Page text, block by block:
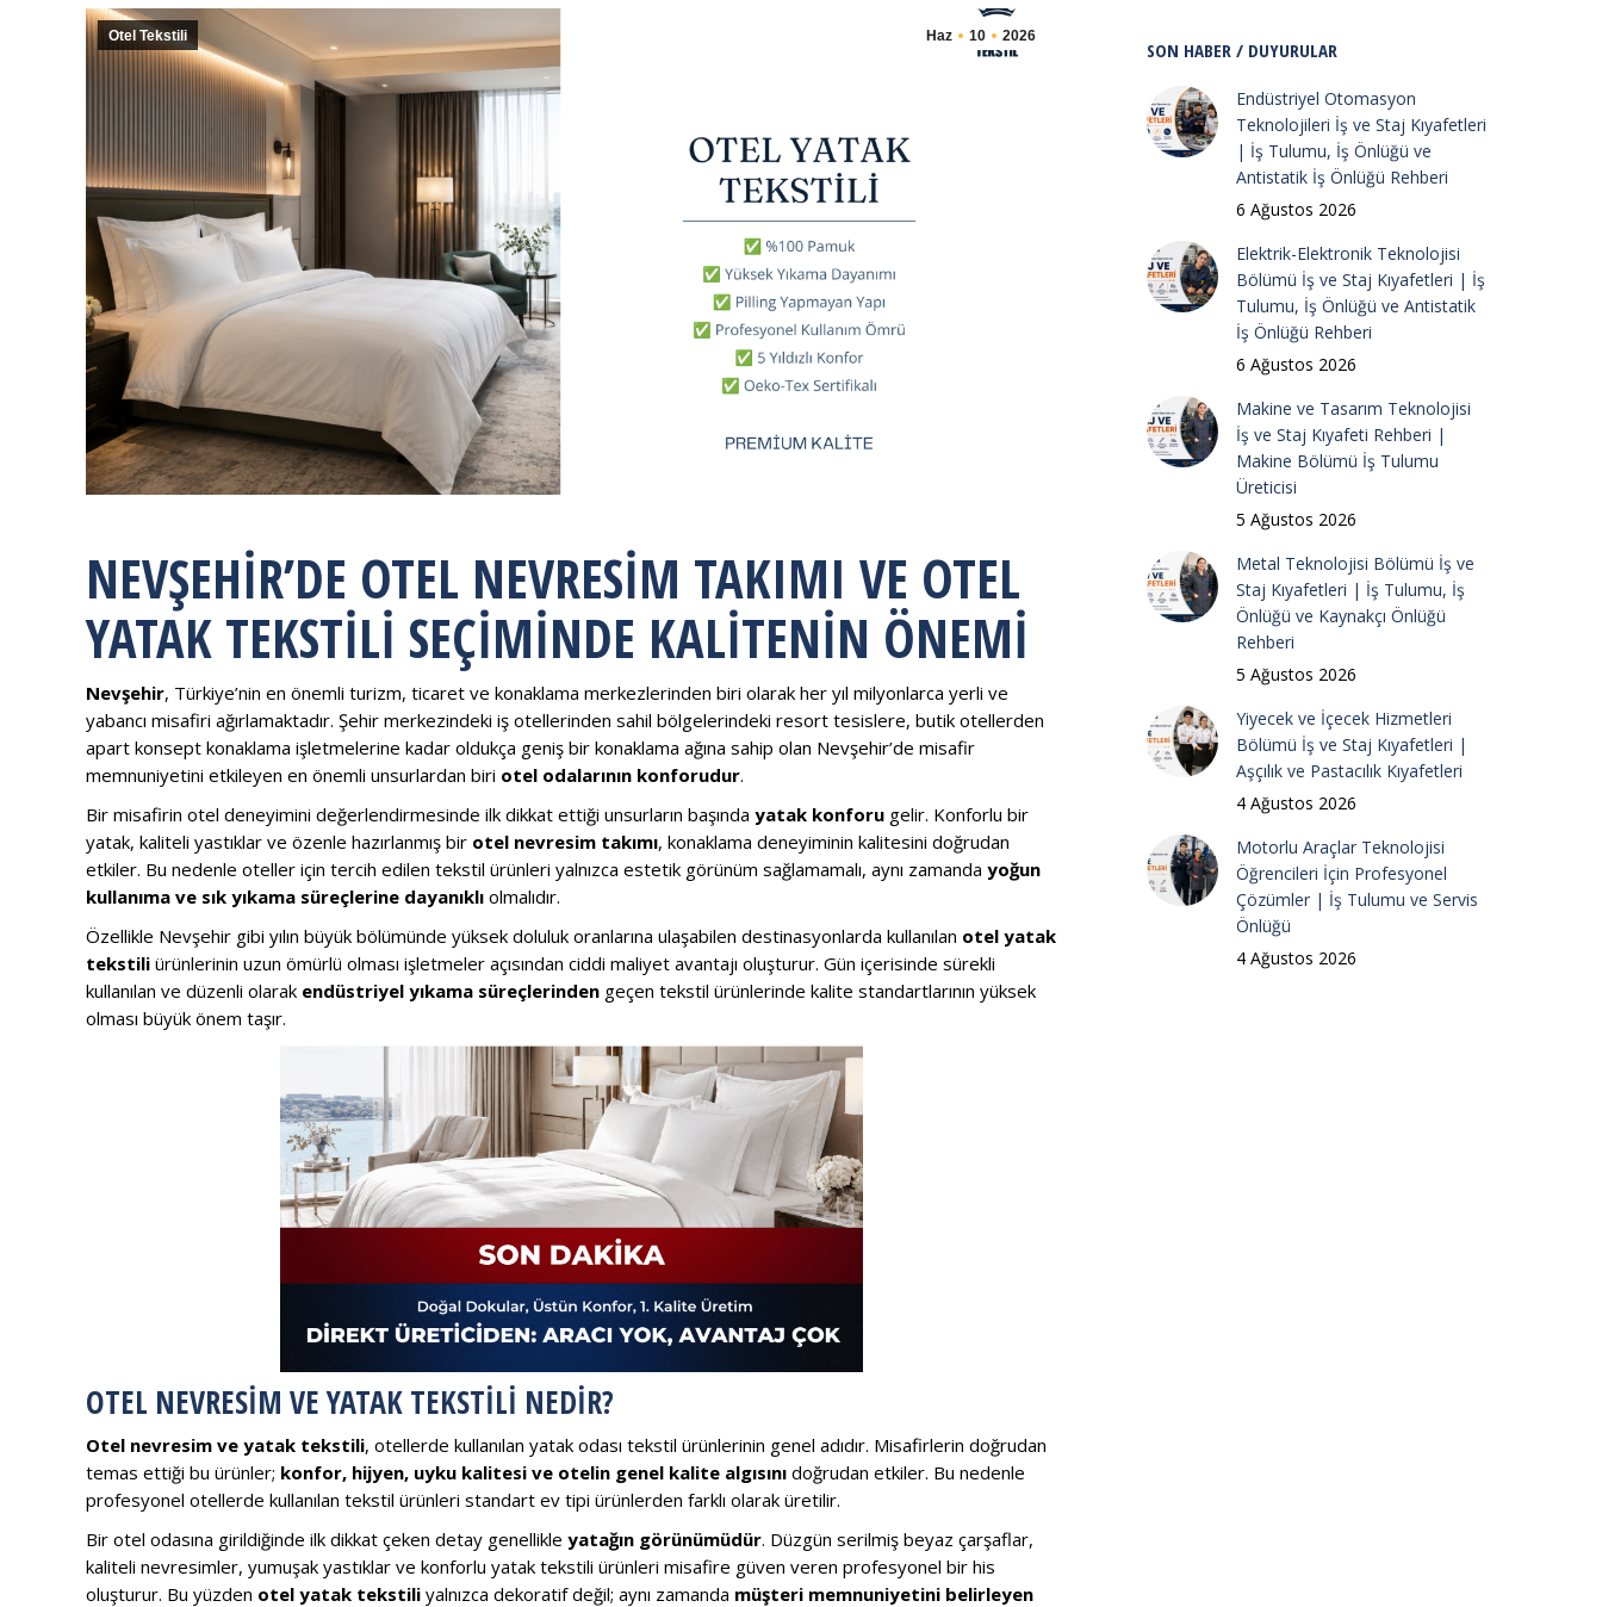
Haz 10 2026
Otel Tekstili
NEVŞEHIR’DE OTEL NEVRESIM TAKIMI VE OTEL
YATAK TEKSTILI SEÇIMINDE KALITENIN ÖNEMI
Nevşehir, Türkiye’nin en önemli turizm, ticaret ve konaklama merkezlerinden biri olarak her yıl milyonlarca yerli ve
yabancı misafiri ağırlamaktadır. Şehir merkezindeki iş otellerinden sahil bölgelerindeki resort tesislere, butik otellerden
apart konsept konaklama işletmelerine kadar oldukça geniş bir konaklama ağına sahip olan Nevşehir’de misafir
memnuniyetini etkileyen en önemli unsurlardan biri otel odalarının konforudur.
Bir misafirin otel deneyimini değerlendirmesinde ilk dikkat ettiği unsurların başında yatak konforu gelir. Konforlu bir
yatak, kaliteli yastıklar ve özenle hazırlanmış bir otel nevresim takımı, konaklama deneyiminin kalitesini doğrudan
etkiler. Bu nedenle oteller için tercih edilen tekstil ürünleri yalnızca estetik görünüm sağlamamalı, aynı zamanda yoğun
kullanıma ve sık yıkama süreçlerine dayanıklı olmalıdır.
Özellikle Nevşehir gibi yılın büyük bölümünde yüksek doluluk oranlarına ulaşabilen destinasyonlarda kullanılan otel yatak
tekstili ürünlerinin uzun ömürlü olması işletmeler açısından ciddi maliyet avantajı oluşturur. Gün içerisinde sürekli
kullanılan ve düzenli olarak endüstriyel yıkama süreçlerinden geçen tekstil ürünlerinde kalite standartlarının yüksek
olması büyük önem taşır.
OTEL NEVRESIM VE YATAK TEKSTILI NEDIR?
Otel nevresim ve yatak tekstili, otellerde kullanılan yatak odası tekstil ürünlerinin genel adıdır. Misafirlerin doğrudan
temas ettiği bu ürünler; konfor, hijyen, uyku kalitesi ve otelin genel kalite algısını doğrudan etkiler. Bu nedenle
profesyonel otellerde kullanılan tekstil ürünleri standart ev tipi ürünlerden farklı olarak üretilir.
Bir otel odasına girildiğinde ilk dikkat çeken detay genellikle yatağın görünümüdür. Düzgün serilmiş beyaz çarşaflar,
kaliteli nevresimler, yumuşak yastıklar ve konforlu yatak tekstili ürünleri misafire güven veren profesyonel bir his
oluşturur. Bu yüzden otel yatak tekstili yalnızca dekoratif değil; aynı zamanda müşteri memnuniyetini belirleyen
SON HABER / DUYURULAR
Endüstriyel Otomasyon
Teknolojileri İş ve Staj Kıyafetleri
| İş Tulumu, İş Önlüğü ve
Antistatik İş Önlüğü Rehberi
6 Ağustos 2026
Elektrik-Elektronik Teknolojisi
Bölümü İş ve Staj Kıyafetleri | İş
Tulumu, İş Önlüğü ve Antistatik
İş Önlüğü Rehberi
6 Ağustos 2026
Makine ve Tasarım Teknolojisi
İş ve Staj Kıyafeti Rehberi |
Makine Bölümü İş Tulumu
Üreticisi
5 Ağustos 2026
Metal Teknolojisi Bölümü İş ve
Staj Kıyafetleri | İş Tulumu, İş
Önlüğü ve Kaynakçı Önlüğü
Rehberi
5 Ağustos 2026
Yiyecek ve İçecek Hizmetleri
Bölümü İş ve Staj Kıyafetleri |
Aşçılık ve Pastacılık Kıyafetleri
4 Ağustos 2026
Motorlu Araçlar Teknolojisi
Öğrencileri İçin Profesyonel
Çözümler | İş Tulumu ve Servis
Önlüğü
4 Ağustos 2026